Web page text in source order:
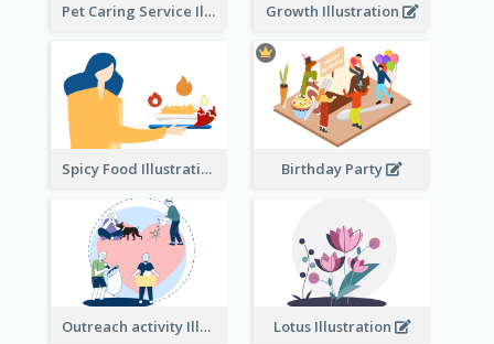
Pet Caring Service Illustration Growth Illustration
Spicy Food Illustration Birthday Party
Outreach activity Illustration Lotus Illustration